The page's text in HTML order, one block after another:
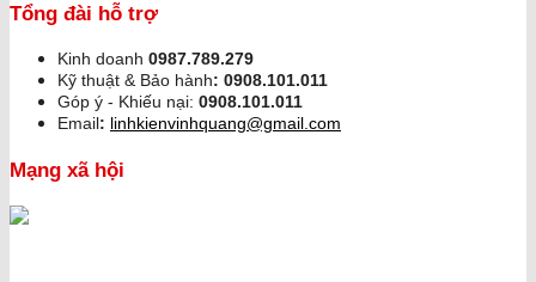
Tổng đài hỗ trợ
Kinh doanh 0987.789.279
Kỹ thuật & Bảo hành: 0908.101.011
Góp ý - Khiếu nại: 0908.101.011
Email: linhkienvinhquang@gmail.com
Mạng xã hội